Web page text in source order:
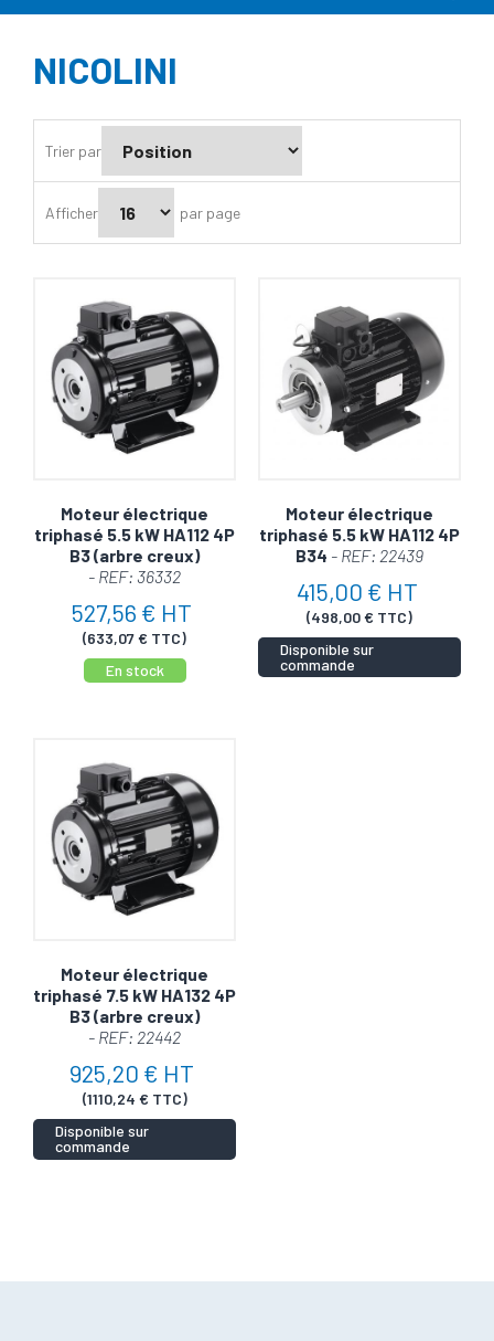
NICOLINI
Trier par
Afficher par page
Moteur électrique
triphasé 5.5 kW HA112 4P
B3 (arbre creux)
- REF: 36332
527,56 € HT
(633,07 € TTC)
En stock
Moteur électrique
triphasé 5.5 kW HA112 4P
B34 - REF: 22439
415,00 € HT
(498,00 € TTC)
Disponible sur
commande
Moteur électrique
triphasé 7.5 kW HA132 4P
B3 (arbre creux)
- REF: 22442
925,20 € HT
(1110,24 € TTC)
Disponible sur
commande